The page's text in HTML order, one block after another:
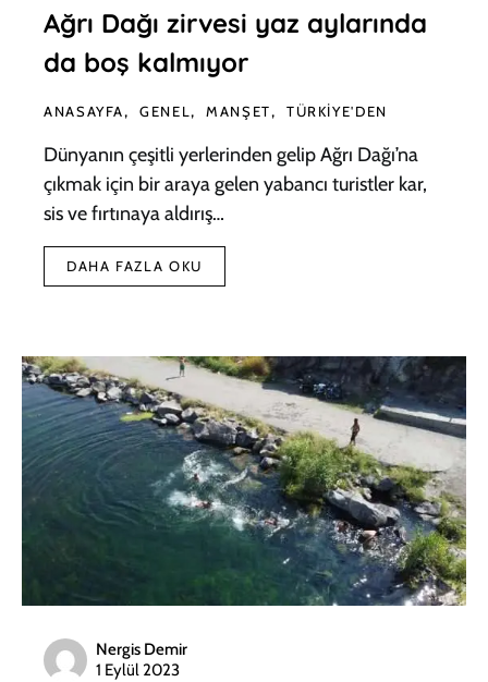
Ağrı Dağı zirvesi yaz aylarında
da boş kalmıyor
ANASAYFA GENEL MANŞET TÜRKIYE'DEN
Dünyanın çeşitli yerlerinden gelip Ağrı Dağı’na
çıkmak için bir araya gelen yabancı turistler kar,
sis ve fırtınaya aldırış…
DAHA FAZLA OKU
Nergis Demir
1 Eylül 2023